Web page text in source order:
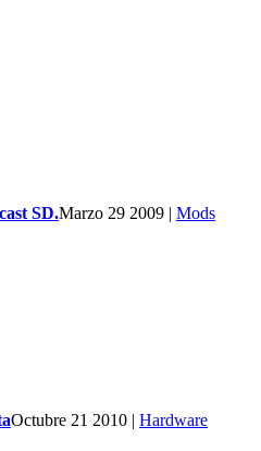
SD.Marzo 29 2009 | Mods
Octubre 21 2010 | Hardware